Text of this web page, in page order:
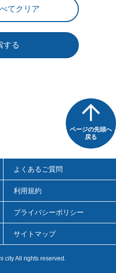
する
ページの先頭へ
戻る
よくあるご質問
利用規約
プライバシーポリシー
サイトマップ
city All rights reserved.